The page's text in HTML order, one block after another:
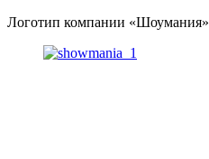
Логотип компании «Шоумания»